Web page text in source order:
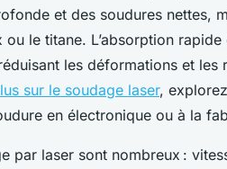
et des soudures nettes,
ou le titane. L’absorption
les déformations et les
sur le soudage laser,
en électronique ou à la
par laser sont nombreux :